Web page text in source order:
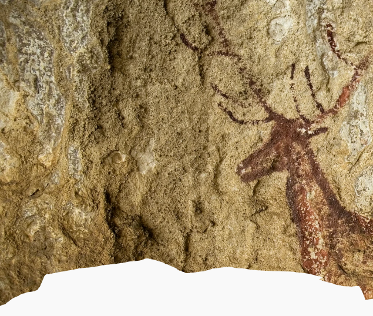
PARC CULTUREL
C'est quoi
Localités
Adahuesca
Aínsa
Alquézar
Azara